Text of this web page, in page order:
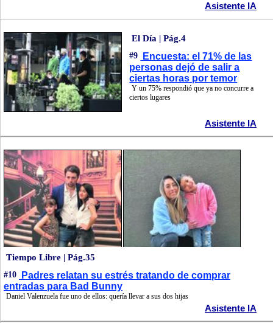
Asistente IA
El Día | Pág.4
#9
Encuesta: el 71% de las
personas dejó de salir a
ciertas horas por temor
Y un 75% respondió que ya no concurre a
ciertos lugares
Asistente IA
Tiempo Libre | Pág.35
#10
Padres relatan su estrés tratando de comprar
entradas para Bad Bunny
Daniel Valenzuela fue uno de ellos: quería llevar a sus dos hijas
Asistente IA